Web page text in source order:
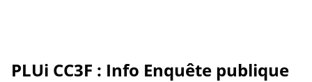
PLUi CC3F : Info Enquête publique